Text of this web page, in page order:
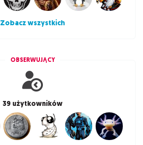
Zobacz wszystkich
OBSERWUJĄCY
39 użytkowników